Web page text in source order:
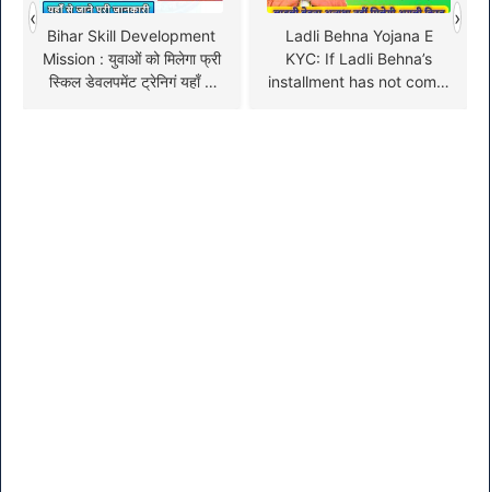
Bihar Skill Development
Mission : युवाओं को मिलेगा फ्री
स्किल डेवलपमेंट ट्रेनिगं यहाँ से
Ladli Behna Yojana E
KYC: If Ladli Behna’s
installment has not come,
‹ ›